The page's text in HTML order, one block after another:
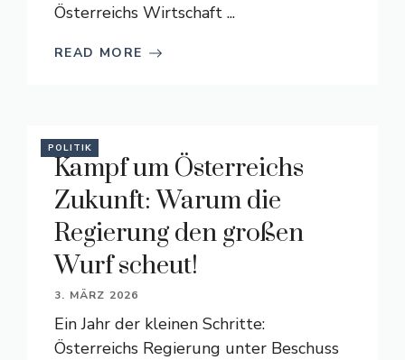
Österreichs Wirtschaft ...
READ MORE
POLITIK
Kampf um Österreichs
Zukunft: Warum die
Regierung den großen
Wurf scheut!
3. MÄRZ 2026
Ein Jahr der kleinen Schritte:
Österreichs Regierung unter Beschuss